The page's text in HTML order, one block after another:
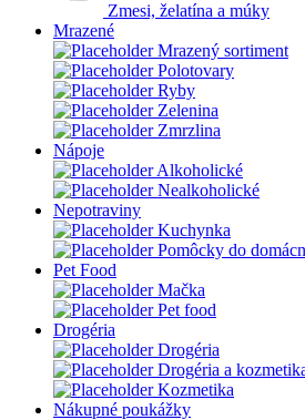
Zmesi, želatína a múky
Mrazené
Mrazený sortiment
Polotovary
Ryby
Zelenina
Zmrzlina
Nápoje
Alkoholické
Nealkoholické
Nepotraviny
Kuchynka
Pomôcky do
Pet Food
Mačka
Pet food
Drogéria
Drogéria
Drogéria a
Kozmetika
Nákupné poukážky